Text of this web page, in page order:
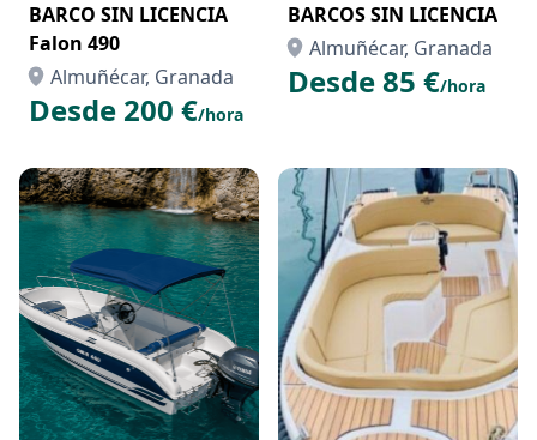
BARCO SIN LICENCIA
Falon 490
Almuñécar, Granada
Desde 200 €/hora
BARCOS SIN LICENCIA
Almuñécar, Granada
Desde 85 €/hora